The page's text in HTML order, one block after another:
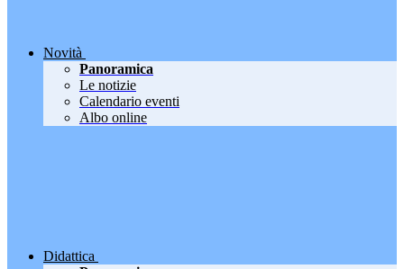
Novità
Panoramica
Le notizie
Calendario eventi
Albo online
Didattica